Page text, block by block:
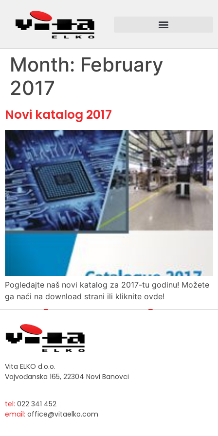
Month: February
2017
Novi katalog 2017
Pogledajte naš novi katalog za 2017-tu godinu! Možete
ga naći na download strani ili kliknite ovde!
Vita ELKO d.o.o.
Vojvođanska 165, 22304 Novi Banovci
tel: 022 341 452
email: office@vitaelko.com